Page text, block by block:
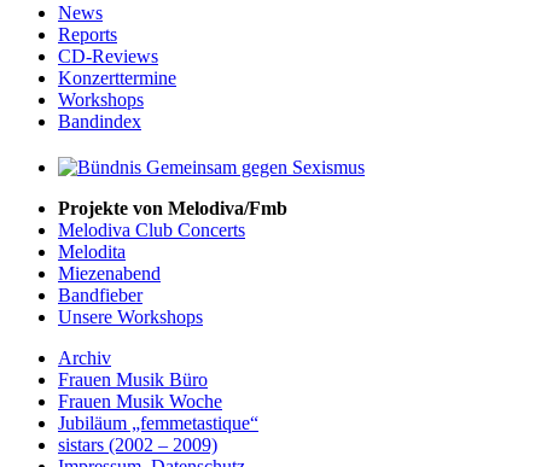
News
Reports
CD-Reviews
Konzerttermine
Workshops
Bandindex
Projekte von Melodiva/Fmb
Melodiva Club Concerts
Melodita
Miezenabend
Bandfieber
Unsere Workshops
Archiv
Frauen Musik Büro
Frauen Musik Woche
Jubiläum „femmetastique“
sistars (2002 – 2009)